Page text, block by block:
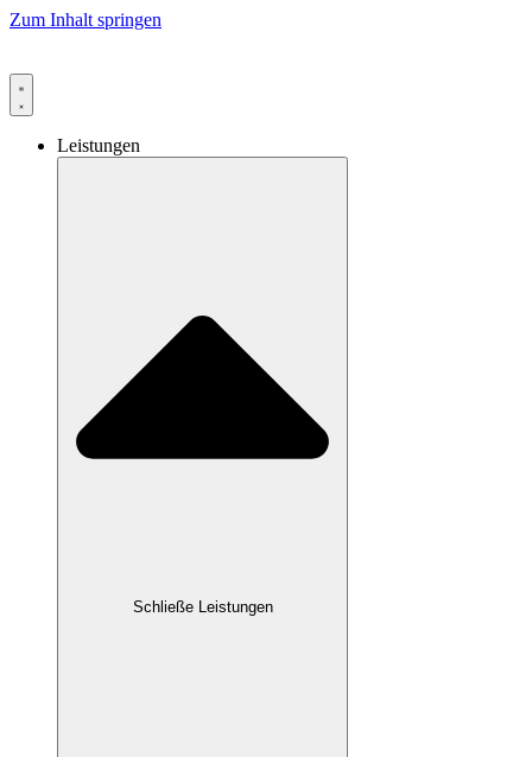
Zum Inhalt springen
Leistungen
Schließe Leistungen